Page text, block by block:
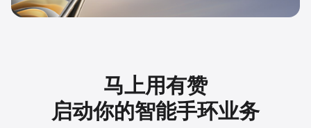
马上用有赞
启动你的智能手环业务